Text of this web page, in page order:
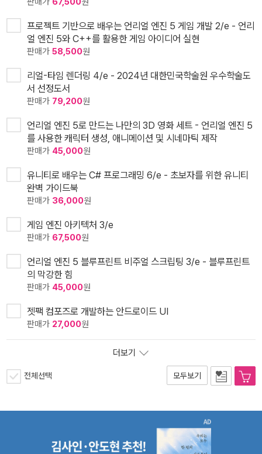
프로젝트 기반으로 배우는 언리얼 엔진 5 게임 개발 2/e - 언리
얼 엔진 5와 C++를 활용한 게임 아이디어 실현
판매가 58,500원
리얼-타임 렌더링 4/e - 2024년 대한민국학술원 우수학술도
서 선정도서
판매가 79,200원
언리얼 엔진 5로 만드는 나만의 3D 영화 세트 - 언리얼 엔진 5
를 사용한 캐릭터 생성, 애니메이션 및 시네마틱 제작
판매가 45,000원
유니티로 배우는 C# 프로그래밍 6/e - 초보자를 위한 유니티
완벽 가이드북
판매가 36,000원
게임 엔진 아키텍처 3/e
판매가 67,500원
언리얼 엔진 5 블루프린트 비주얼 스크립팅 3/e - 블루프린트
의 막강한 힘
판매가 45,000원
젯팩 컴포즈로 개발하는 안드로이드 UI
판매가 27,000원
더보기
전체선택 모두보기